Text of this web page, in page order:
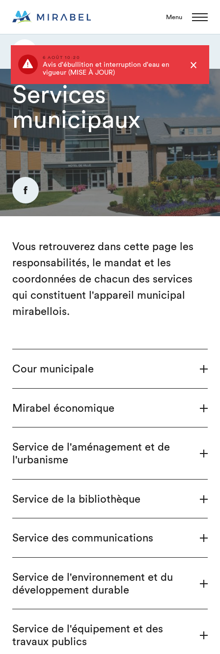
Menu
6 AOÛT 10:20
Avis d'ébullition et interruption d'eau en
vigueur (MISE À JOUR)
Services
municipaux
Vous retrouverez dans cette page les
responsabilités, le mandat et les
coordonnées de chacun des services
qui constituent l'appareil municipal
mirabellois.
Cour municipale
Mirabel économique
Service de l'aménagement et de
l'urbanisme
Service de la bibliothèque
Service des communications
Service de l'environnement et du
développement durable
Service de l'équipement et des
travaux publics